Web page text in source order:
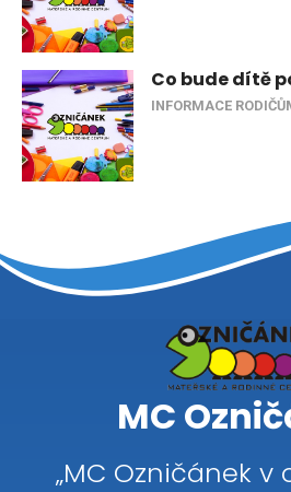
Co bude dítě
INFORMACE
MC
„MC Ozničánek v